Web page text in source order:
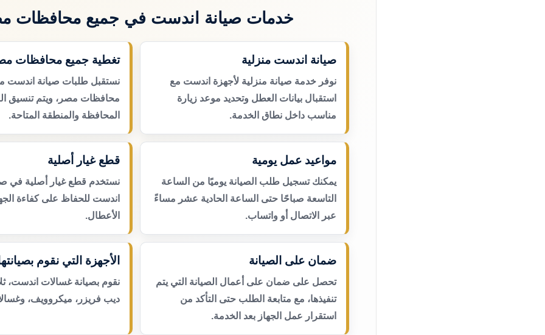
خدمات صيانة اندست في جميع محافظات
صيانة اندست منزلية
نوفر خدمة صيانة منزلية لأجهزة اندست مع
استقبال بيانات العطل وتحديد موعد زيارة
مناسب داخل نطاق الخدمة.
تغطية جميع محافظات
نستقبل طلبات صيانة اندست
محافظات مصر، ويتم تنسيق
المحافظة والمنطقة المتاحة.
مواعيد عمل يومية
يمكنك تسجيل طلب الصيانة يوميًا من الساعة
التاسعة صباحًا حتى الساعة الحادية عشر مساءً
عبر الاتصال أو واتساب.
قطع غيار أصلية
نستخدم قطع غيار أصلية في
اندست للحفاظ على كفاءة
الأعطال.
ضمان على الصيانة
تحصل على ضمان على أعمال الصيانة التي يتم
تنفيذها، مع متابعة الطلب حتى التأكد من
استقرار عمل الجهاز بعد الخدمة.
الأجهزة التي نقوم
نقوم بصيانة غسالات اندست،
ديب فريزر، ميكروويف،